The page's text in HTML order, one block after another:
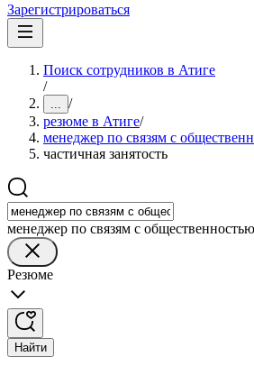
Зарегистрироваться
Поиск сотрудников в Атиге
/
... /
резюме в Атиге/
менеджер по связям с
частичная занятость
менеджер по связям с общественностью
Резюме
Найти